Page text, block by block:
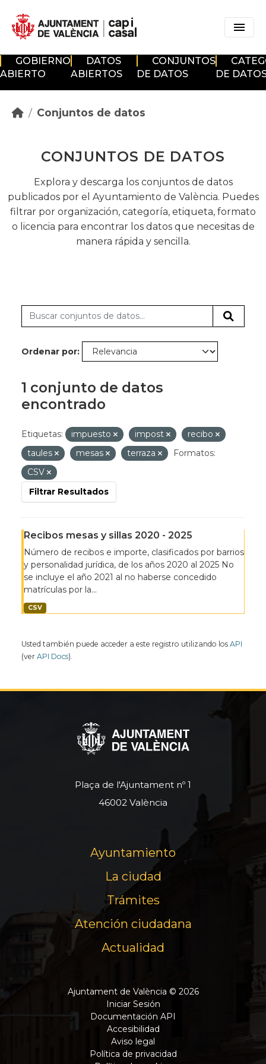
GOBIERNO
ABIERTO
DATOS
ABIERTOS
CONJUNTOS
DE DATOS
DE
Conjuntos de datos
CONJUNTOS DE DATOS
Explora y descarga los conjuntos de datos
publicados por el Ayuntamiento de València. Puedes
filtrar por organización, categoría, etiqueta, formato
o licencia para encontrar los datos que necesitas de
manera rápida y sencilla.
Ordenar por
1 conjunto de datos
encontrado
Etiquetas: impuesto impost
recibo
taules
mesas terraza
Formatos:
CSV
Filtrar Resultados
Recibos mesas y sillas 2020 - 2025
Número de recibos e importe, clasificados por barrios
y personalidad jurídica, de los años 2020 al 2025 No
se incluye el año 2021 al no haberse concedido
matrículas por la...
CSV
Usted también puede acceder a este registro utilizando los API
(ver API Docs).
Plaça de l'Ajuntament nº 1
46002 València
Ayuntamiento
La ciudad
Trámites
Atención ciudadana
Actualidad
Ajuntament de València © 2026
Iniciar Sesión
Documentación API
Accesibilidad
Aviso legal
Política de privacidad